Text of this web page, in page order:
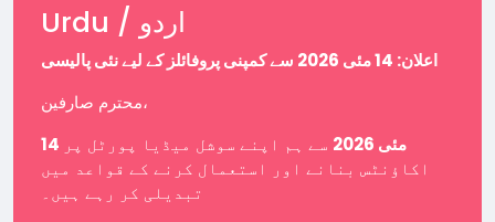
Urdu / اردو
اعلان: 14 مئی 2026 سے کمپنی پروفائلز کے لیے نئی پالیسی
محترم صارفین،
14 مئی 2026
سے ہم اپنے سوشل میڈیا پورٹل پر
اکاؤنٹس بنانے اور استعمال کرنے کے قواعد میں
تبدیلی کر رہے ہیں۔